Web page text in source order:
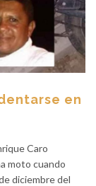
en
Caro
moto cuando
diciembre del